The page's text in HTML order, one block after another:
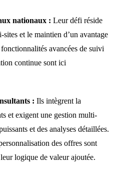
nationaux : Leur défi réside
et le maintien d’un avantage
avancées de suivi
continue sont ici
: Ils intègrent la
et exigent une gestion multi-
et des analyses détaillées.
des offres sont
logique de valeur ajoutée.